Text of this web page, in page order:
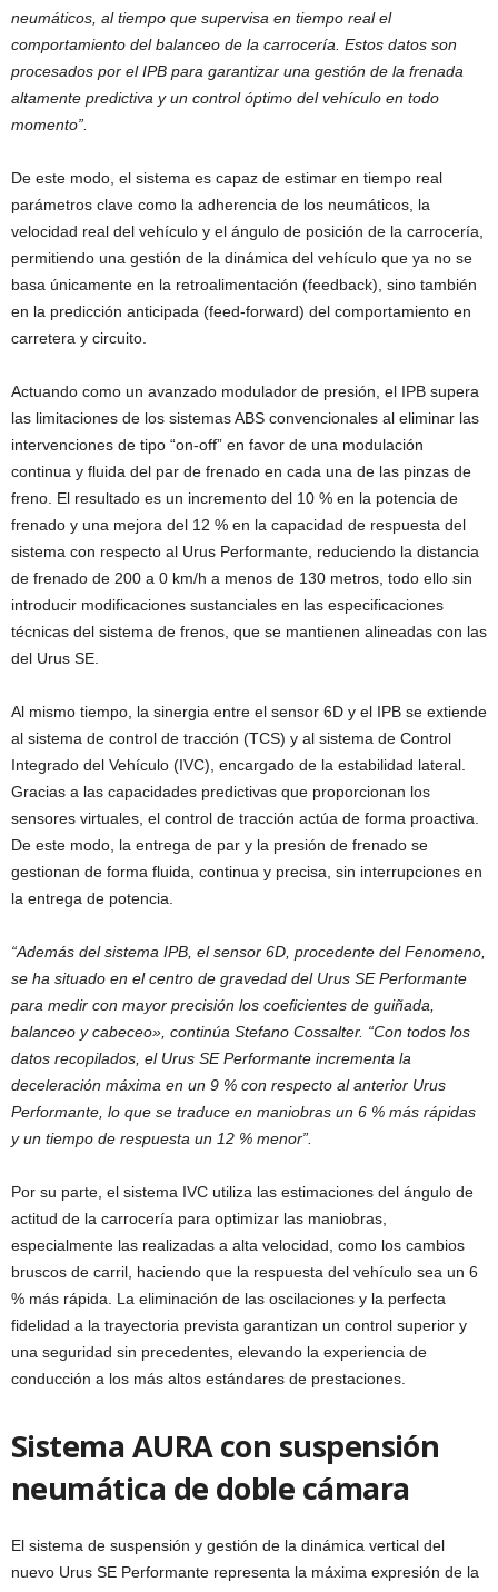
neumáticos, al tiempo que supervisa en tiempo real el
comportamiento del balanceo de la carrocería. Estos datos son
procesados por el IPB para garantizar una gestión de la frenada
altamente predictiva y un control óptimo del vehículo en todo
momento”.
De este modo, el sistema es capaz de estimar en tiempo real
parámetros clave como la adherencia de los neumáticos, la
velocidad real del vehículo y el ángulo de posición de la carrocería,
permitiendo una gestión de la dinámica del vehículo que ya no se
basa únicamente en la retroalimentación (feedback), sino también
en la predicción anticipada (feed-forward) del comportamiento en
carretera y circuito.
Actuando como un avanzado modulador de presión, el IPB supera
las limitaciones de los sistemas ABS convencionales al eliminar las
intervenciones de tipo “on-off” en favor de una modulación
continua y fluida del par de frenado en cada una de las pinzas de
freno. El resultado es un incremento del 10 % en la potencia de
frenado y una mejora del 12 % en la capacidad de respuesta del
sistema con respecto al Urus Performante, reduciendo la distancia
de frenado de 200 a 0 km/h a menos de 130 metros, todo ello sin
introducir modificaciones sustanciales en las especificaciones
técnicas del sistema de frenos, que se mantienen alineadas con las
del Urus SE.
Al mismo tiempo, la sinergia entre el sensor 6D y el IPB se extiende
al sistema de control de tracción (TCS) y al sistema de Control
Integrado del Vehículo (IVC), encargado de la estabilidad lateral.
Gracias a las capacidades predictivas que proporcionan los
sensores virtuales, el control de tracción actúa de forma proactiva.
De este modo, la entrega de par y la presión de frenado se
gestionan de forma fluida, continua y precisa, sin interrupciones en
la entrega de potencia.
“Además del sistema IPB, el sensor 6D, procedente del Fenomeno,
se ha situado en el centro de gravedad del Urus SE Performante
para medir con mayor precisión los coeficientes de guiñada,
balanceo y cabeceo», continúa Stefano Cossalter. “Con todos los
datos recopilados, el Urus SE Performante incrementa la
deceleración máxima en un 9 % con respecto al anterior Urus
Performante, lo que se traduce en maniobras un 6 % más rápidas
y un tiempo de respuesta un 12 % menor”.
Por su parte, el sistema IVC utiliza las estimaciones del ángulo de
actitud de la carrocería para optimizar las maniobras,
especialmente las realizadas a alta velocidad, como los cambios
bruscos de carril, haciendo que la respuesta del vehículo sea un 6
% más rápida. La eliminación de las oscilaciones y la perfecta
fidelidad a la trayectoria prevista garantizan un control superior y
una seguridad sin precedentes, elevando la experiencia de
conducción a los más altos estándares de prestaciones.
Sistema AURA con suspensión
neumática de doble cámara
El sistema de suspensión y gestión de la dinámica vertical del
nuevo Urus SE Performante representa la máxima expresión de la